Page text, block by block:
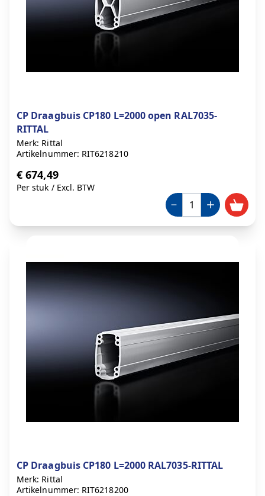
CP Draagbuis CP180 L=2000 open RAL7035-
RITTAL
Merk: Rittal
Artikelnummer: RIT6218210
€ 674,49
Per stuk / Excl. BTW
CP Draagbuis CP180 L=2000 RAL7035-RITTAL
Merk: Rittal
Artikelnummer: RIT6218200